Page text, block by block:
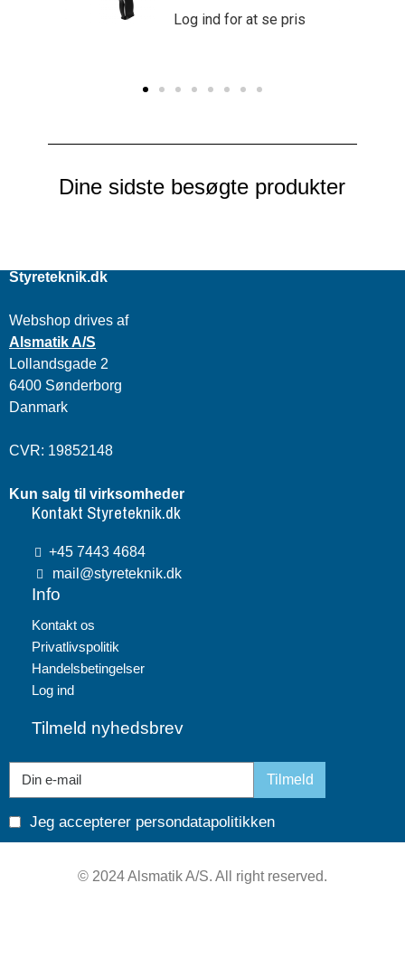
Log ind for at se pris
Dine sidste besøgte produkter
Styreteknik.dk
Webshop drives af
Alsmatik A/S
Lollandsgade 2
6400 Sønderborg
Danmark
CVR: 19852148
Kun salg til virksomheder
Kontakt Styreteknik.dk
+45 7443 4684
mail@styreteknik.dk
Info
Kontakt os
Privatlivspolitik
Handelsbetingelser
Log ind
Tilmeld nyhedsbrev
Tilmeld
Jeg accepterer persondatapolitikken
© 2024 Alsmatik A/S. All right reserved.